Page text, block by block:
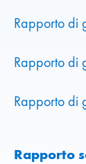
Rapporto di
Rapporto di
Rapporto di
Rapporto